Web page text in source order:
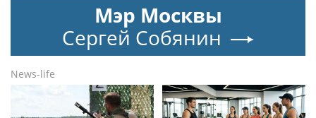
Мэр Москвы
Сергей Собянин
News-life